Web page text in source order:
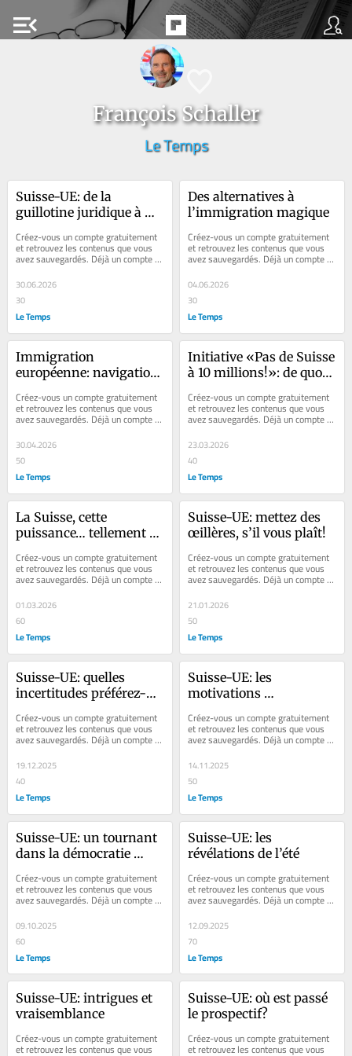
menu_open
François Schaller
Le Temps
Suisse-UE: de la
guillotine juridique à
Créez-vous un compte gratuitement
et retrouvez les contenus que vous
avez sauvegardés. Déjà un compte ?
Se connecter Faites plaisir à vos...
30.06.2026
30
Le Temps
Des alternatives à
l’immigration magique
Créez-vous un compte gratuitement
et retrouvez les contenus que vous
avez sauvegardés. Déjà un compte ?
Se connecter Faites plaisir à vos...
04.06.2026
30
Le Temps
Immigration
européenne: navigation
Créez-vous un compte gratuitement
et retrouvez les contenus que vous
avez sauvegardés. Déjà un compte ?
Se connecter Faites plaisir à vos...
30.04.2026
50
Le Temps
Initiative «Pas de Suisse
à 10 millions!»: de quoi
Créez-vous un compte gratuitement
et retrouvez les contenus que vous
avez sauvegardés. Déjà un compte ?
Se connecter Faites plaisir à vos...
23.03.2026
40
Le Temps
La Suisse, cette
puissance… tellement
Créez-vous un compte gratuitement
et retrouvez les contenus que vous
avez sauvegardés. Déjà un compte ?
Se connecter Faites plaisir à vos...
01.03.2026
60
Le Temps
Suisse-UE: mettez des
œillères, s’il vous plaît!
Créez-vous un compte gratuitement
et retrouvez les contenus que vous
avez sauvegardés. Déjà un compte ?
Se connecter Faites plaisir à vos...
21.01.2026
50
Le Temps
Suisse-UE: quelles
incertitudes préférez-
Créez-vous un compte gratuitement
et retrouvez les contenus que vous
avez sauvegardés. Déjà un compte ?
Se connecter Faites plaisir à vos...
19.12.2025
40
Le Temps
Suisse-UE: les
motivations
Créez-vous un compte gratuitement
et retrouvez les contenus que vous
avez sauvegardés. Déjà un compte ?
Se connecter Faites plaisir à vos...
14.11.2025
50
Le Temps
Suisse-UE: un tournant
dans la démocratie
Créez-vous un compte gratuitement
et retrouvez les contenus que vous
avez sauvegardés. Déjà un compte ?
Se connecter Faites plaisir à vos...
09.10.2025
60
Le Temps
Suisse-UE: les
révélations de l’été
Créez-vous un compte gratuitement
et retrouvez les contenus que vous
avez sauvegardés. Déjà un compte ?
Se connecter Faites plaisir à vos...
12.09.2025
70
Le Temps
Suisse-UE: intrigues et
vraisemblance
Créez-vous un compte gratuitement
et retrouvez les contenus que vous
Suisse-UE: où est passé
le prospectif?
Créez-vous un compte gratuitement
et retrouvez les contenus que vous